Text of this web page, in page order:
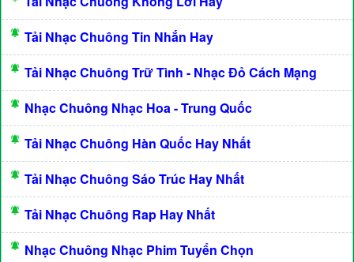
Tải Nhạc Chuông Tin Nhắn Hay
Tải Nhạc Chuông Trữ Tình - Nhạc Đỏ Cách Mạng
Nhạc Chuông Nhạc Hoa - Trung Quốc
Tải Nhạc Chuông Hàn Quốc Hay Nhất
Tải Nhạc Chuông Sáo Trúc Hay Nhất
Tải Nhạc Chuông Rap Hay Nhất
Nhạc Chuông Nhạc Phim Tuyển Chọn